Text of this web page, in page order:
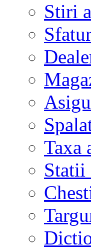
Stiri
Taxa
Statii